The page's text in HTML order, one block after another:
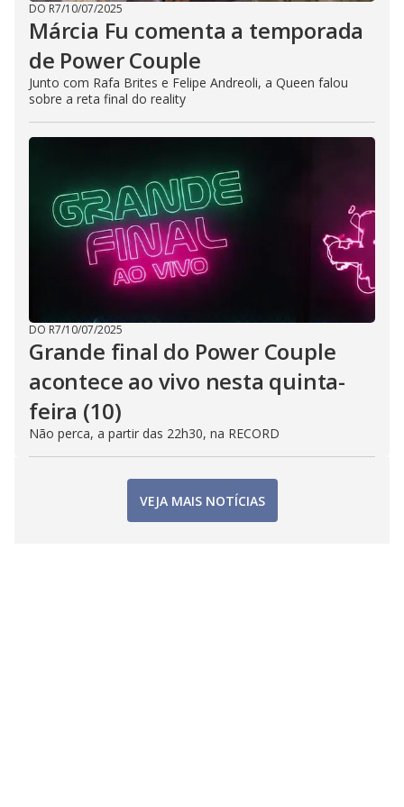
DO R7/10/07/2025
Márcia Fu comenta a temporada
de Power Couple
Junto com Rafa Brites e Felipe Andreoli, a Queen falou
sobre a reta final do reality
DO R7/10/07/2025
Grande final do Power Couple
acontece ao vivo nesta quinta-
feira (10)
Não perca, a partir das 22h30, na RECORD
VEJA MAIS NOTÍCIAS